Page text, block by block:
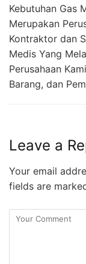
Kebutuhan Gas
Merupakan
Kontraktor dan
Medis Yang
Perusahaan
Barang, dan
Leave a
Your email
fields are